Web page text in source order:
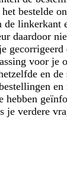
bestelde
de linkerkant
daardoor
voor je
en
hebben
je verdere